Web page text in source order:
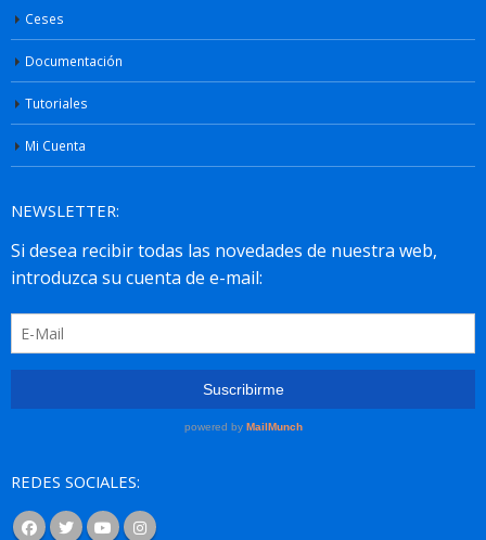
Ceses
Documentación
Tutoriales
Mi Cuenta
NEWSLETTER:
REDES SOCIALES: